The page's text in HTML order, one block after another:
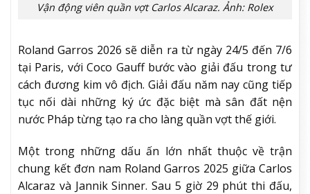
Vận động viên quần vợt Carlos Alcaraz. Ảnh: Rolex
Roland Garros 2026 sẽ diễn ra từ ngày 24/5 đến 7/6
tại Paris, với Coco Gauff bước vào giải đấu trong tư
cách đương kim vô địch. Giải đấu năm nay cũng tiếp
tục nối dài những ký ức đặc biệt mà sân đất nện
nước Pháp từng tạo ra cho làng quần vợt thế giới.
Một trong những dấu ấn lớn nhất thuộc về trận
chung kết đơn nam Roland Garros 2025 giữa Carlos
Alcaraz và Jannik Sinner. Sau 5 giờ 29 phút thi đấu,